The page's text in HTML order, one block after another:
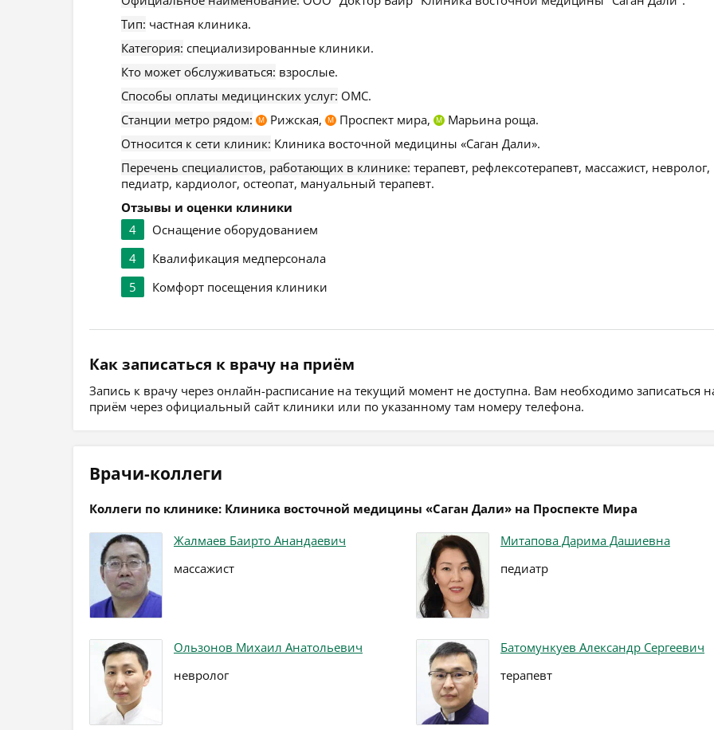
Тип: частная клиника.
Категория: специализированные клиники.
Кто может обслуживаться: взрослые.
Способы оплаты медицинских услуг: ОМС.
Станции метро рядом:
М Рижская, М Проспект мира, М
Марьина роща.
Относится к сети клиник: Клиника восточной медицины «Саган Дали».
Перечень специалистов, работающих в клинике: терапевт, рефлексотерапевт, массажист, невролог,
педиатр, кардиолог, остеопат, мануальный терапевт.
Отзывы и оценки клиники
4
Оснащение оборудованием
4
Квалификация медперсонала
5
Комфорт посещения клиники
Как записаться к врачу на приём
Запись к врачу через онлайн-расписание на текущий момент не доступна. Вам необходимо записаться
приём через официальный сайт клиники или по указанному там номеру телефона.
Врачи-коллеги
Коллеги по клинике: Клиника восточной медицины «Саган Дали» на Проспекте Мира
Жалмаев Баирто Анандаевич
массажист
Митапова Дарима Дашиевна
педиатр
Ользонов Михаил Анатольевич
невролог
Батомункуев Александр Сергеевич
терапевт